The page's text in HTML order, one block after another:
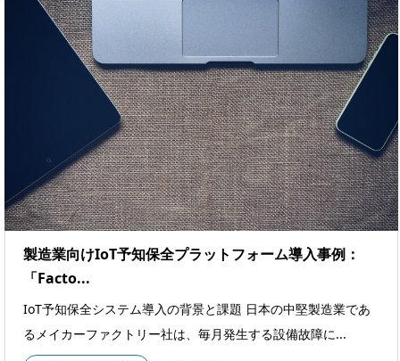
製造業向けIoT予知保全プラットフォーム導入事例：
「Facto...
IoT予知保全システム導入の背景と課題 日本の中堅製造業であ
るメイカーファクトリー社は、毎月発生する設備故障に...